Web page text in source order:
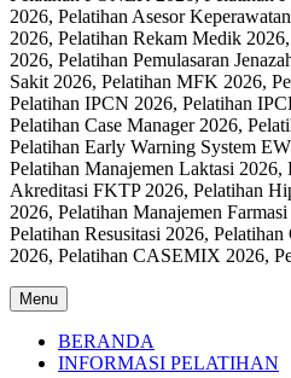
2026, Pelatihan Asesor
2026, Pelatihan Rekam Medik
2026, Pelatihan Pemulasaran
Sakit 2026, Pelatihan MFK 2026,
Pelatihan IPCN 2026, Pelatihan
Pelatihan Case Manager 2026,
Pelatihan Early Warning System
Pelatihan Manajemen Laktasi
Akreditasi FKTP 2026, Pelatihan
2026, Pelatihan Manajemen
Pelatihan Resusitasi 2026,
2026, Pelatihan CASEMIX 2026,
Menu
BERANDA
INFORMASI PELATIHAN